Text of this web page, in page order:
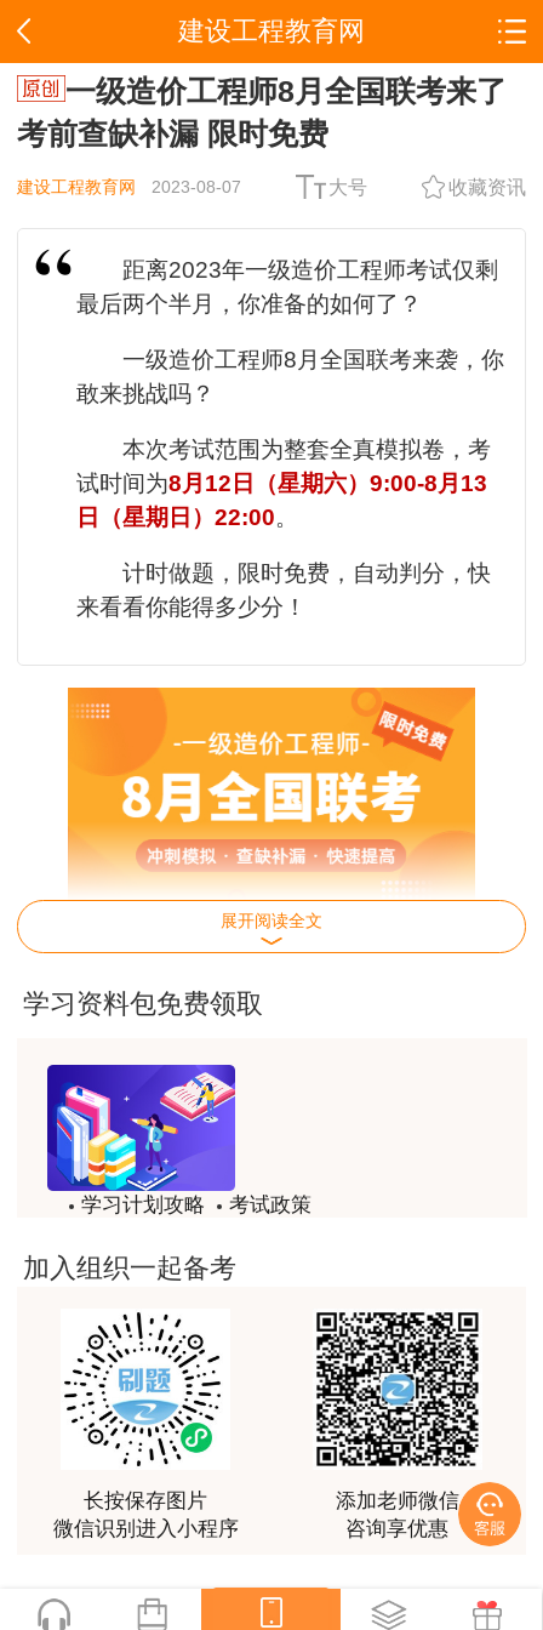
建设工程教育网
一级造价工程师8月全国联考来了
考前查缺补漏 限时免费
建设工程教育网 2023-08-07 大号 收藏资讯
距离2023年一级造价工程师考试仅剩
最后两个半月，你准备的如何了？
一级造价工程师8月全国联考来袭，你
敢来挑战吗？
本次考试范围为整套全真模拟卷，考
试时间为8月12日（星期六）9:00-8月13
日（星期日）22:00。
计时做题，限时免费，自动判分，快
来看看你能得多少分！
联考入口
微信扫描下方二维码进入建筑刷题宝小程序一
点击“全国联考”进入考试入口。
展开阅读全文
学习资料包免费领取
学习计划攻略
考试政策
加入组织一起备考
长按保存图片
微信识别进入小程序
添加老师微信
咨询享优惠